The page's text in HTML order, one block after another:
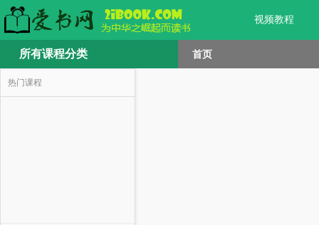
视频教程
所有课程分类 首页
热门课程